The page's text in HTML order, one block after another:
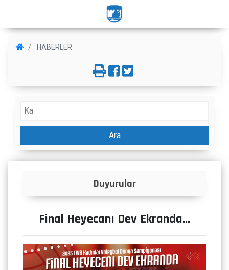
HABERLER
Ara
Final Heyecanı Dev Ekranda…